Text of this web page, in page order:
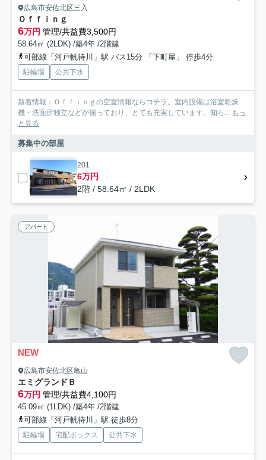
広島市安佐北区三入
Ｏｆｆｉｎｇ
6万円 管理/共益費3,500円
58.64㎡ (2LDK) /築4年 /2階建
可部線「河戸帆待川」駅 バス15分 「下町屋」 停歩4分
駐輪場 公共下水
新着情報：Ｏｆｆｉｎｇの空室情報ならコチラ。室内設備は浴室乾燥
機・洗面所独立などが揃っており、とても充実しています。知ら... もっ
と見る
募集中の部屋
201
6万円
2階 / 58.64㎡ / 2LDK
アパート
NEW
広島市安佐北区亀山
エミグランドＢ
6万円 管理/共益費4,100円
45.09㎡ (1LDK) /築4年 /2階建
可部線「河戸帆待川」駅 徒歩8分
駐輪場 宅配ボックス 公共下水